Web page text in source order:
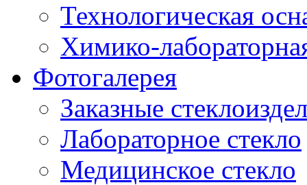
Технологическая
Химико-
Фотогалерея
Заказные
Лабораторное стекло
Медицинское стекло